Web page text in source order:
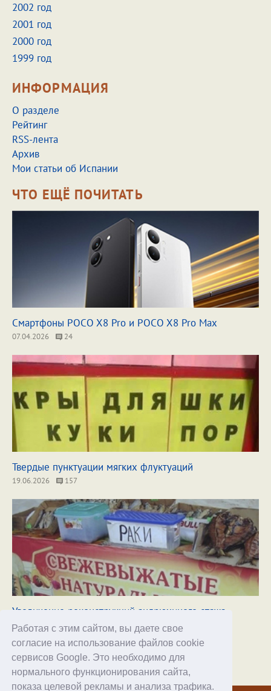
Работая с этим сайтом, вы даете свое
согласие на использование файлов cookie
сервисов Google. Это необходимо для
нормального функционирования сайта,
показа целевой рекламы и анализа трафика.
2002 год
2001 год
2000 год
1999 год
ИНФОРМАЦИЯ
О разделе
Рейтинг
RSS-лента
Архив
Мои статьи об Испании
ЧТО ЕЩЁ ПОЧИТАТЬ
Смартфоны POCO X8 Pro и POCO X8 Pro Max
07.04.2026 24
Твердые пунктуации мягких флуктуаций
19.06.2026 157
Увеличение реконструкций андрюхиного стажа
10.07.2026 57
Хостинг